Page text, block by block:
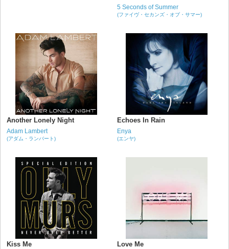
5 Seconds of Summer
(ファイヴ・セカンズ・オブ・サマー)
Another Lonely Night
Adam Lambert
(アダム・ランバート)
Echoes In Rain
Enya
(エンヤ)
Kiss Me Love Me